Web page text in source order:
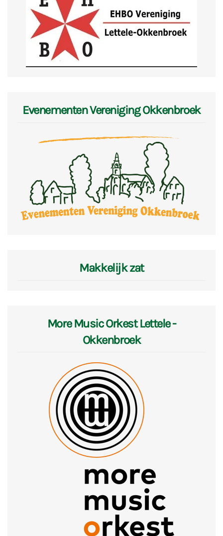
Evenementen Vereniging Okkenbroek
Makkelijk zat
More Music Orkest Lettele -
Okkenbroek